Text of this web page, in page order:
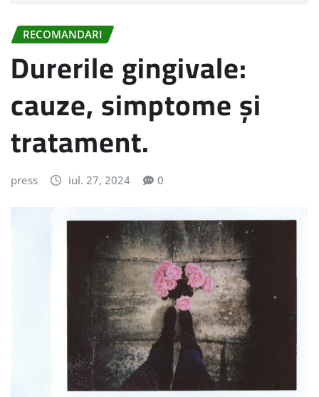
RECOMANDARI
Durerile gingivale:
cauze, simptome și
tratament.
press iul. 27, 2024 0